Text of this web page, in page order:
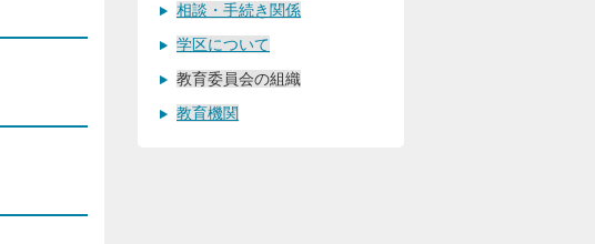
相談・手続き関係
学区について
教育委員会の組織
教育機関